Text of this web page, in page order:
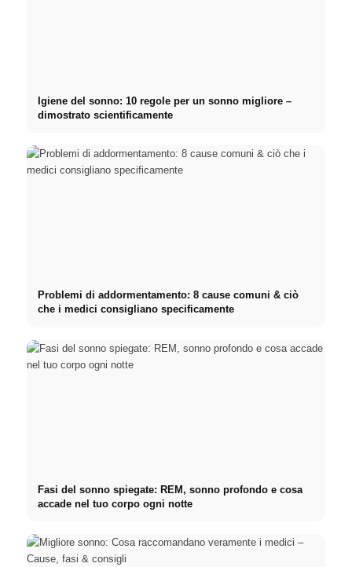
Igiene del sonno: 10 regole per un sonno migliore –
dimostrato scientificamente
Problemi di addormentamento: 8 cause comuni & ciò
che i medici consigliano specificamente
Fasi del sonno spiegate: REM, sonno profondo e cosa
accade nel tuo corpo ogni notte